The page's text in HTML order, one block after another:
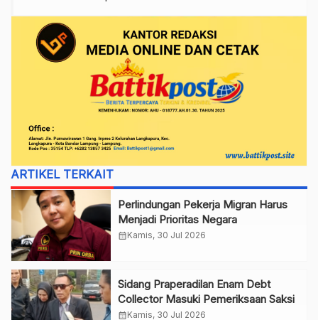
ARTIKEL TERKAIT
Perlindungan Pekerja Migran Harus
Menjadi Prioritas Negara
calendar_monthKamis, 30 Jul 2026
Sidang Praperadilan Enam Debt
Collector Masuki Pemeriksaan Saksi
calendar_monthKamis, 30 Jul 2026